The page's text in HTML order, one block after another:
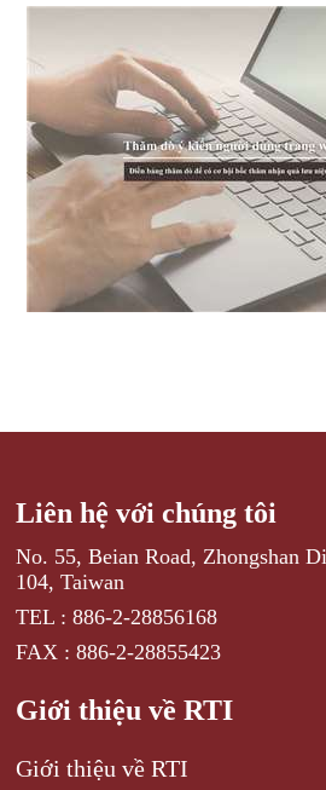
Liên hệ với chúng tôi
No. 55, Beian Road, Zhongshan
104, Taiwan
TEL : 886-2-28856168
FAX : 886-2-28855423
Giới thiệu về RTI
Giới thiệu về RTI